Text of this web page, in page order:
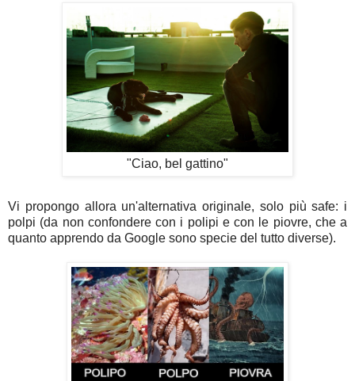
"Ciao, bel gattino"
Vi propongo allora un'alternativa originale, solo più safe: i
polpi (da non confondere con i polipi e con le piovre, che a
quanto apprendo da Google sono specie del tutto diverse).